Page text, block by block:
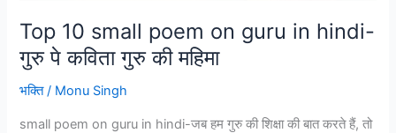
Top 10 small poem on guru in hindi-
गुरु पे कविता गुरु की महिमा
भक्ति/ Monu Singh
small poem on guru in hindi-जब हम गुरु की शिक्षा की बात करते हैं, तो
कविता
गुरु
महिमा